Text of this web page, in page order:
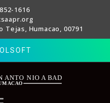
1616
Tejas, Humacao, 00791